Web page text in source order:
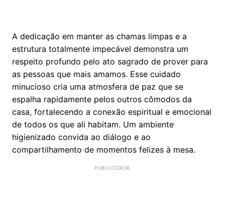
A dedicação em manter as chamas limpas e a
estrutura totalmente impecável demonstra um
respeito profundo pelo ato sagrado de prover para
as pessoas que mais amamos. Esse cuidado
minucioso cria uma atmosfera de paz que se
espalha rapidamente pelos outros cômodos da
casa, fortalecendo a conexão espiritual e emocional
de todos os que ali habitam. Um ambiente
higienizado convida ao diálogo e ao
compartilhamento de momentos felizes à mesa.